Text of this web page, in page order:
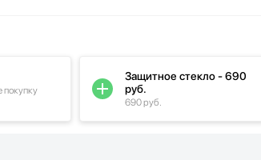
покупку
Защитное стекло - 690
руб.
690 руб.